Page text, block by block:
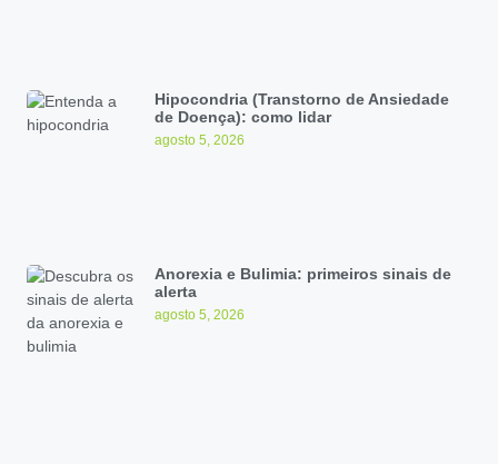
Hipocondria (Transtorno de Ansiedade
de Doença): como lidar
agosto 5, 2026
Anorexia e Bulimia: primeiros sinais de
alerta
agosto 5, 2026